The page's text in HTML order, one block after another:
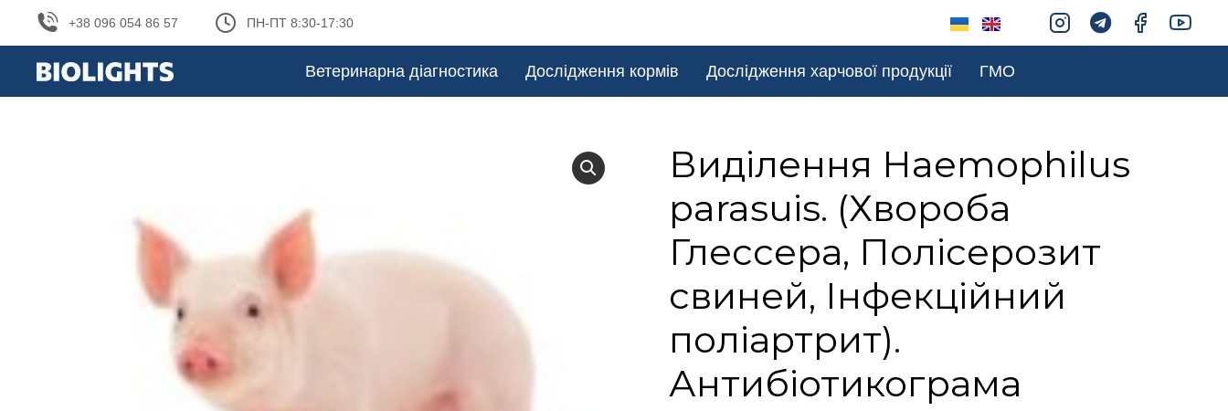
+38 096 054 86 57 ПН-ПТ 8:30-17:30
Ветеринарна діагностика Дослідження кормів Дослідження харчової продукції ГМО
Виділення Haemophilus
parasuis. (Хвороба
Глессера, Полісерозит
свиней, Інфекційний
поліартрит).
Антибіотикограма